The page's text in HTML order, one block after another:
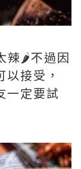
辣🌶️不過因
接受，
一定要試